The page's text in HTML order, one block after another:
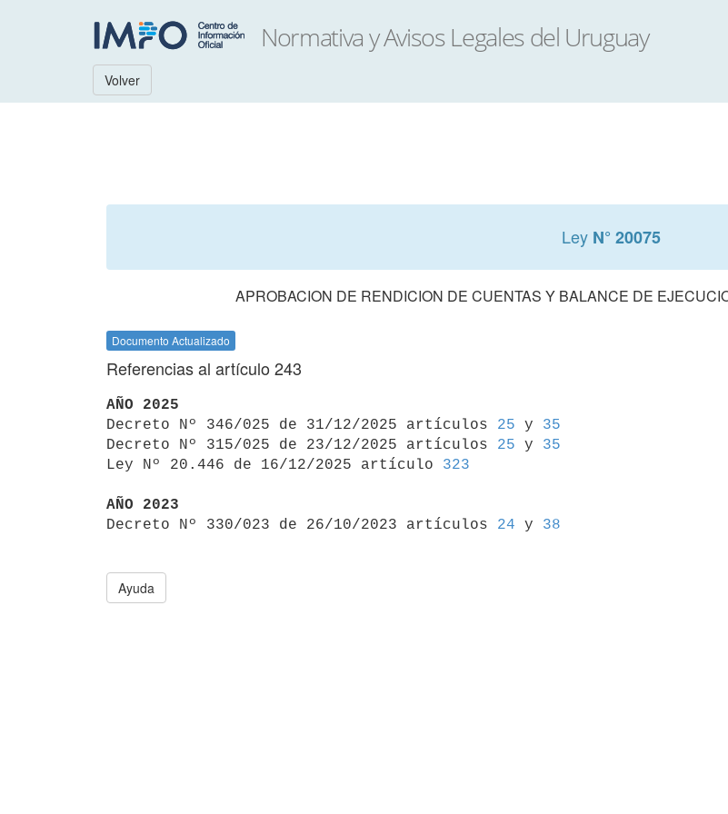
Volver
Ley N° 20075
APROBACION DE RENDICION DE CUENTAS Y BALANCE DE
Documento Actualizado
Referencias al artículo 243
AÑO 2025
Decreto Nº 346/025 de 31/12/2025 artículos 25 y 35
Decreto Nº 315/025 de 23/12/2025 artículos 25 y 35
Ley Nº 20.446 de 16/12/2025 artículo 323
AÑO 2023
Decreto Nº 330/023 de 26/10/2023 artículos 24 y 38
Ayuda